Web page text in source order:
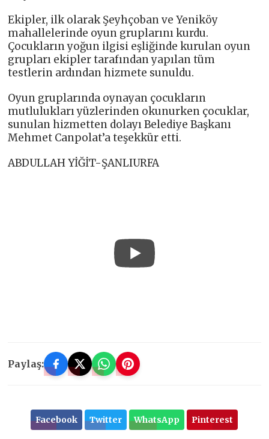
Ekipler, ilk olarak Şeyhçoban ve Yeniköy
mahallelerinde oyun gruplarını kurdu.
Çocukların yoğun ilgisi eşliğinde kurulan oyun
grupları ekipler tarafından yapılan tüm
testlerin ardından hizmete sunuldu.
Oyun gruplarında oynayan çocukların
mutlulukları yüzlerinden okunurken çocuklar,
sunulan hizmetten dolayı Belediye Başkanı
Mehmet Canpolat’a teşekkür etti.
ABDULLAH YİĞİT-ŞANLIURFA
Paylaş:
Facebook Twitter WhatsApp Pinterest